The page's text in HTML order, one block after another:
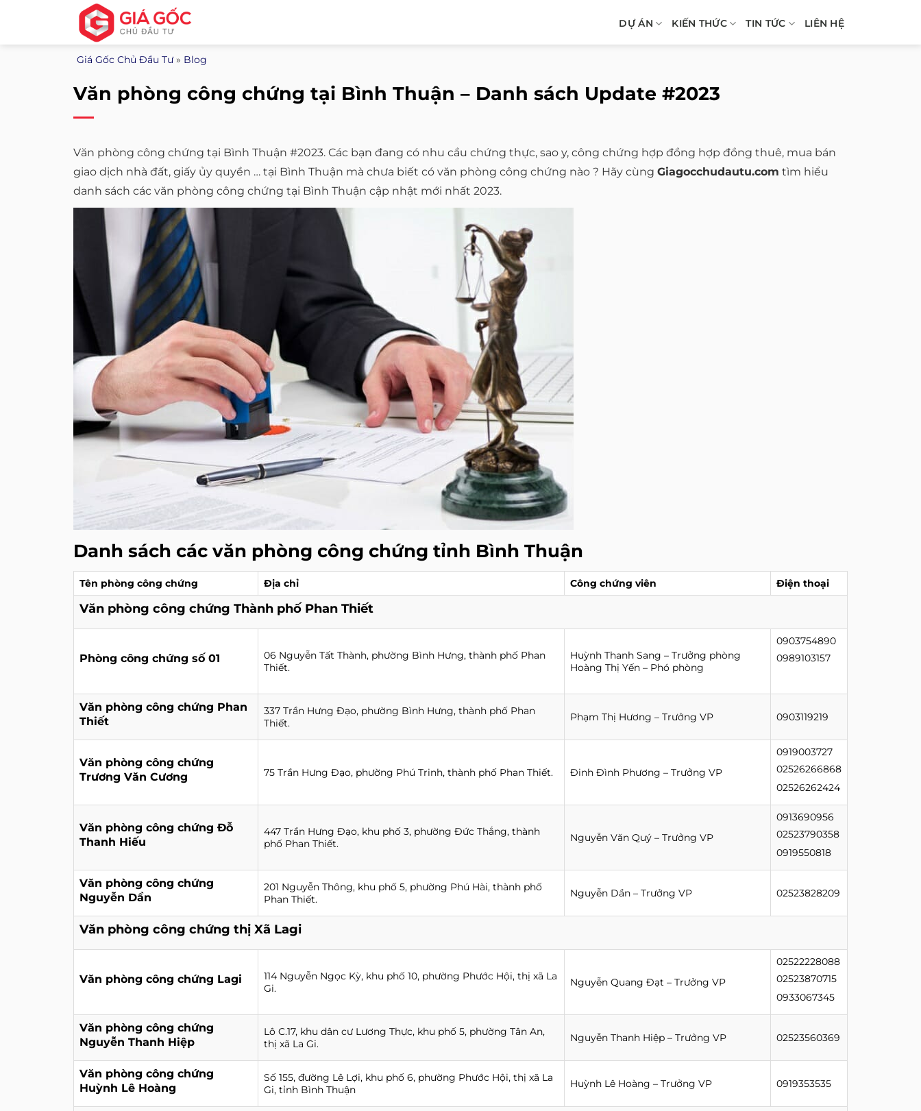
nội
DỰ ÁN KIẾN THỨC TIN TỨC LIÊN HỆ
Giá Gốc Chủ Đầu Tư» Blog
Văn phòng công chứng tại Bình Thuận – Danh sách Update #2023
Văn phòng công chứng tại Bình Thuận #2023. Các bạn đang có nhu cầu chứng thực, sao y, công chứng hợp đồng hợp đồng thuê, mua bán
giao dịch nhà đất, giấy ủy quyền … tại Bình Thuận mà chưa biết có văn phòng công chứng nào ? Hãy cùng Giagocchudautu.com tìm hiểu
danh sách các văn phòng công chứng tại Bình Thuận cập nhật mới nhất 2023.
Danh sách các văn phòng công chứng tỉnh Bình Thuận
Tên phòng công chứng Địa chỉ Công chứng viên Điện thoại
Văn phòng công chứng Thành phố Phan Thiết
Phòng công chứng số 01
06 Nguyễn Tất Thành, phường Bình Hưng, thành phố Phan
Thiết.
Huỳnh Thanh Sang – Trưởng phòng
Hoàng Thị Yến – Phó phòng
0903754890
0989103157
Văn phòng công chứng Phan
Thiết
337 Trần Hưng Đạo, phường Bình Hưng, thành phố Phan
Thiết.
Phạm Thị Hương – Trưởng VP 0903119219
Văn phòng công chứng
Trương Văn Cương
75 Trần Hưng Đạo, phường Phú Trinh, thành phố Phan Thiết. Đinh Đình Phương – Trưởng VP
0919003727
02526266868
02526262424
Văn phòng công chứng Đỗ
Thanh Hiếu
447 Trần Hưng Đạo, khu phố 3, phường Đức Thắng, thành
phố Phan Thiết.
Nguyễn Văn Quý – Trưởng VP
0913690956
02523790358
0919550818
Văn phòng công chứng
Nguyễn Dần
201 Nguyễn Thông, khu phố 5, phường Phú Hài, thành phố
Phan Thiết.
Nguyễn Dần – Trưởng VP 02523828209
Văn phòng công chứng thị Xã Lagi
Văn phòng công chứng Lagi
114 Nguyễn Ngọc Kỳ, khu phố 10, phường Phước Hội, thị xã La
Gi.
Nguyễn Quang Đạt – Trưởng VP
02522228088
02523870715
0933067345
Văn phòng công chứng
Nguyễn Thanh Hiệp
Lô C.17, khu dân cư Lương Thực, khu phố 5, phường Tân An,
thị xã La Gi.
Nguyễn Thanh Hiệp – Trưởng VP 02523560369
Văn phòng công chứng
Huỳnh Lê Hoàng
Số 155, đường Lê Lợi, khu phố 6, phường Phước Hội, thị xã La
Gi, tỉnh Bình Thuận
Huỳnh Lê Hoàng – Trưởng VP 0919353535